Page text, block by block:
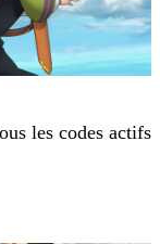
les codes actifs